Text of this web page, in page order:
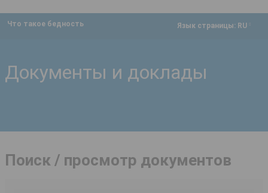
Что такое бедность Язык страницы: RU
Документы и доклады
Поиск / просмотр документов